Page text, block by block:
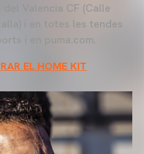
del Valencia CF (Calle
i en totes les tendes
i en puma.com.
EL HOME KIT